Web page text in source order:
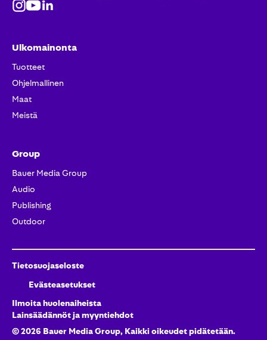
Ulkomainonta
Tuotteet​
Ohjelmallinen
Maat
Meistä
Group
Bauer Media Group
Audio
Publishing
Outdoor
Tietosuojaseloste
Evästeasetukset
Ilmoita huolenaiheista
Lainsäädännöt ja myyntiehdot
©2026 Bauer Media Group, Kaikki oikeudet pidätetään.